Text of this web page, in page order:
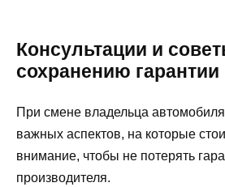
Консультации и
сохранению гарантии
При смене владельца автомобиля
важных аспектов, на которые
внимание, чтобы не потерять
производителя.